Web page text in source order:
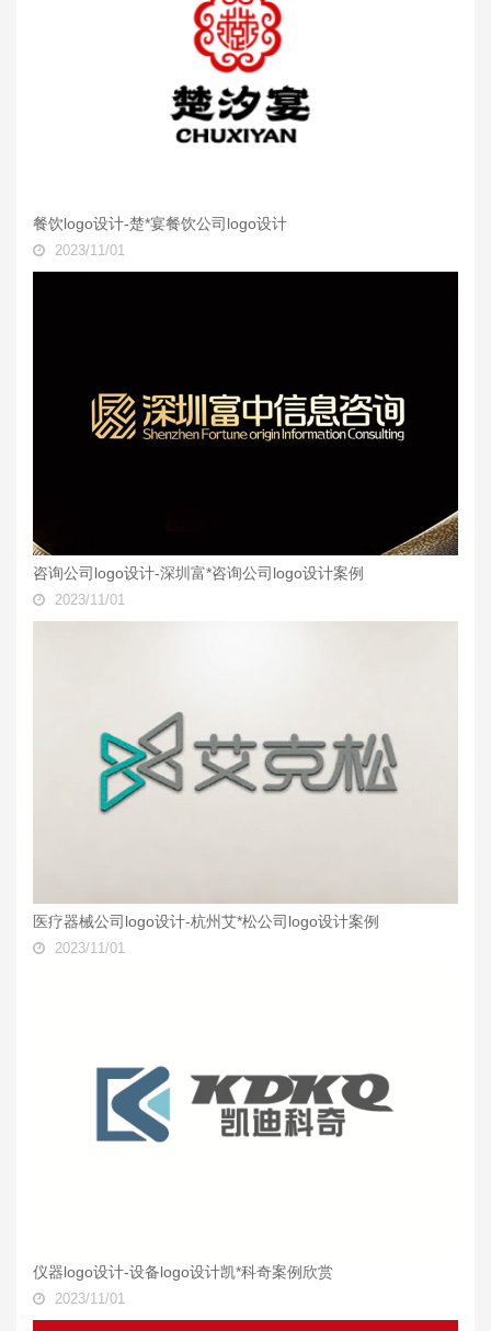
餐饮logo设计-楚*宴餐饮公司logo设计
2023/11/01
咨询公司logo设计-深圳富*咨询公司logo设计案例
2023/11/01
医疗器械公司logo设计-杭州艾*松公司logo设计案例
2023/11/01
仪器logo设计-设备logo设计凯*科奇案例欣赏
2023/11/01